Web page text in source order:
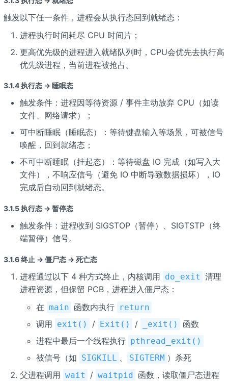
触发以下任一条件，进程会从执行态回到就绪态：
进程执行时间耗尽 CPU 时间片；
更高优先级的进程进入就绪队列时，CPU会优先去执行高
优先级进程，当前进程被抢占。
3.1.4 执行态 → 睡眠态
触发条件：进程因等待资源 / 事件主动放弃 CPU（如读
文件、网络请求）；
可中断睡眠（睡眠态）：等待键盘输入等场景，可被信号
唤醒，回到就绪态；
不可中断睡眠（挂起态）：等待磁盘 IO 完成（如写入大
文件），不响应信号（避免 IO 中断导致数据损坏），IO
完成后自动回到就绪态。
3.1.5 执行态 → 暂停态
触发条件：进程收到 SIGSTOP（暂停）、SIGTSTP（终
端暂停）信号。
3.1.6 终止 → 僵尸态 → 死亡态
进程通过以下 4 种方式终止，内核调用 do_exit 清理
进程资源，但保留 PCB，进程进入僵尸态：
在 main 函数内执行 return
调用 exit() / Exit() / _exit()
函数
进程中最后一个线程执行 pthread_exit()
被信号（如 SIGKILL SIGTERM ）杀死
父进程调用 wait / waitpid
函数，读取僵尸态进程